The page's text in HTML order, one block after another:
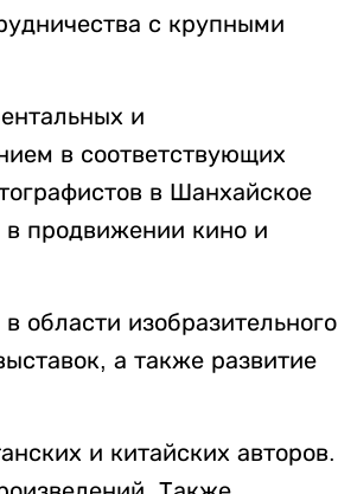
с крупными
и
в соответствующих
в Шанхайское
в продвижении кино и
области изобразительного
а также развитие
и китайских авторов.